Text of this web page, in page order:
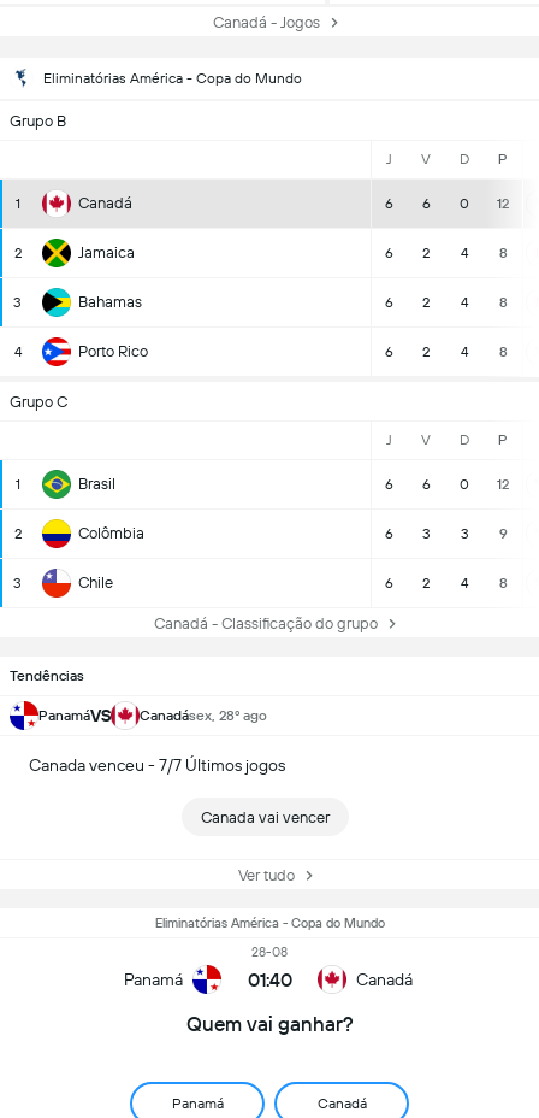
Canadá - Jogos
Eliminatórias América - Copa do Mundo
Grupo B
J V D P
1 Canadá 6 6 0 12
2 Jamaica 6 2 4 8
3 Bahamas 6 2 4 8
4 Porto Rico 6 2 4 8
Grupo C
J V D P
1 Brasil 6 6 0 12
2 Colômbia 6 3 3 9
3 Chile 6 2 4 8
Canadá - Classificação do grupo
Tendências
PanamáVS Canadásex, 28º ago
Canada venceu - 7/7 Últimos jogos
Canada vai vencer
Ver tudo
Eliminatórias América - Copa do Mundo
Panamá
28-08
01:40 Canadá
Quem vai ganhar?
Panamá Canadá